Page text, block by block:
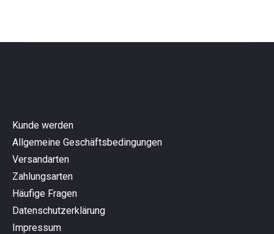
Kunde werden
Allgemeine Geschäftsbedingungen
Versandarten
Zahlungsarten
Häufige Fragen
Datenschutzerklärung
Impressum